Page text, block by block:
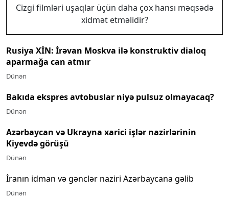
Cizgi filmləri uşaqlar üçün daha çox hansı məqsədə
xidmət etməlidir?
Rusiya XİN: İrəvan Moskva ilə konstruktiv dialoq
aparmağa can atmır
Dünən
Bakıda ekspres avtobuslar niyə pulsuz olmayacaq?
Dünən
Azərbaycan və Ukrayna xarici işlər nazirlərinin
Kiyevdə görüşü
Dünən
İranın idman və gənclər naziri Azərbaycana gəlib
Dünən